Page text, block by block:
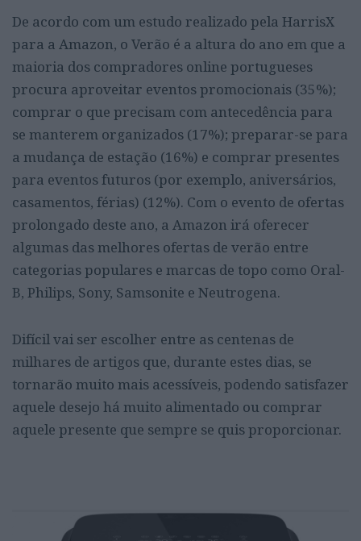
De acordo com um estudo realizado pela HarrisX
para a Amazon, o Verão é a altura do ano em que a
maioria dos compradores online portugueses
procura aproveitar eventos promocionais (35%);
comprar o que precisam com antecedência para
se manterem organizados (17%); preparar-se para
a mudança de estação (16%) e comprar presentes
para eventos futuros (por exemplo, aniversários,
casamentos, férias) (12%). Com o evento de ofertas
prolongado deste ano, a Amazon irá oferecer
algumas das melhores ofertas de verão entre
categorias populares e marcas de topo como Oral-
B, Philips, Sony, Samsonite e Neutrogena.
Difícil vai ser escolher entre as centenas de
milhares de artigos que, durante estes dias, se
tornarão muito mais acessíveis, podendo satisfazer
aquele desejo há muito alimentado ou comprar
aquele presente que sempre se quis proporcionar.